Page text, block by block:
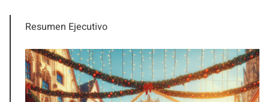
Resumen Ejecutivo